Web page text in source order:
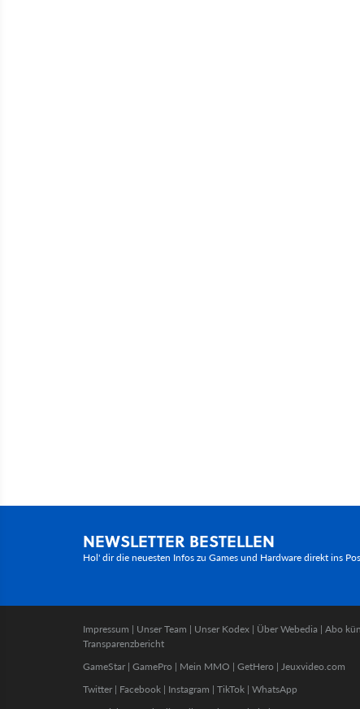
NEWSLETTER BESTELLEN
Hol' dir die neuesten Infos zu Games und Hardware direkt ins
Impressum | Unser Team | Unser Kodex | Über Webedia | Abo
Transparenzbericht
GameStar | GamePro | Mein MMO | GetHero | Jeuxvideo.com
Twitter | Facebook | Instagram | TikTok | WhatsApp